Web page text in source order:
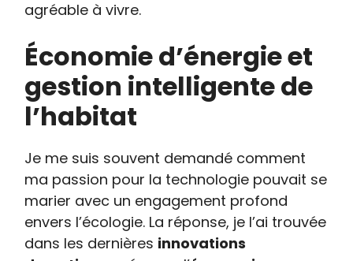
agréable à vivre.
Économie d’énergie et
gestion intelligente de
l’habitat
Je me suis souvent demandé comment
ma passion pour la technologie pouvait se
marier avec un engagement profond
envers l’écologie. La réponse, je l’ai trouvée
dans les dernières innovations